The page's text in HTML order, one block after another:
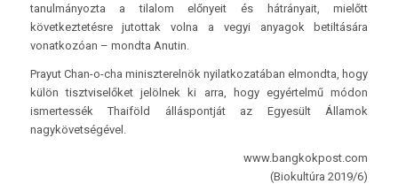
tanulmányozta a tilalom előnyeit és hátrányait, mielőtt
következtetésre jutottak volna a vegyi anyagok betiltására
vonatkozóan – mondta Anutin.
Prayut Chan-o-cha miniszterelnök nyilatkozatában elmondta, hogy
külön tisztviselőket jelölnek ki arra, hogy egyértelmű módon
ismertessék Thaiföld álláspontját az Egyesült Államok
nagykövetségével.
www.bangkokpost.com
(Biokultúra 2019/6)